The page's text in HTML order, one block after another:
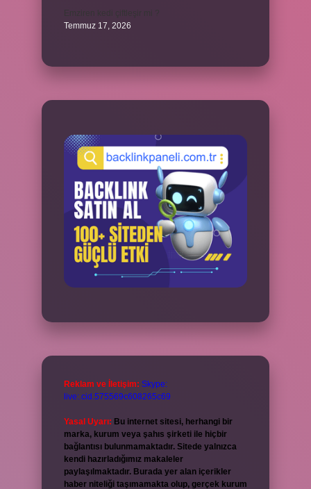
Temmuz 17, 2026
Reklam ve İletişim: Skype:
live:.cid.575569c608265c69
Yasal Uyarı: Bu internet sitesi, herhangi bir
marka, kurum veya şahıs şirketi ile hiçbir
bağlantısı bulunmamaktadır. Sitede yalnızca
kendi hazırladığımız makaleler
paylaşılmaktadır. Burada yer alan içerikler
haber niteliği taşımamakta olup, gerçek kurum